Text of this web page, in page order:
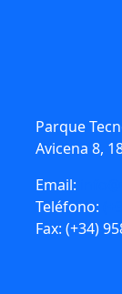
Parque
Avicena 8,
Email:
Teléfono:
Fax: (+34)